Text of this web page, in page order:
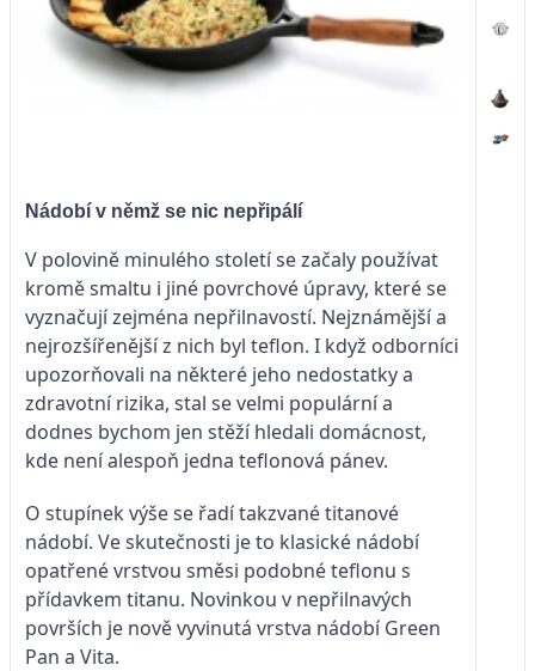
Nádobí v němž se nic nepřipálí
V polovině minulého století se začaly používat
kromě smaltu i jiné povrchové úpravy, které se
vyznačují zejména nepřilnavostí. Nejznámější a
nejrozšířenější z nich byl teflon. I když odborníci
upozorňovali na některé jeho nedostatky a
zdravotní rizika, stal se velmi populární a
dodnes bychom jen stěží hledali domácnost,
kde není alespoň jedna teflonová pánev.
O stupínek výše se řadí takzvané titanové
nádobí. Ve skutečnosti je to klasické nádobí
opatřené vrstvou směsi podobné teflonu s
přídavkem titanu. Novinkou v nepřilnavých
površích je nově vyvinutá vrstva nádobí Green
Pan a Vita.